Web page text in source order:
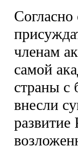
Согласно
членам
самой
страны с
внесли